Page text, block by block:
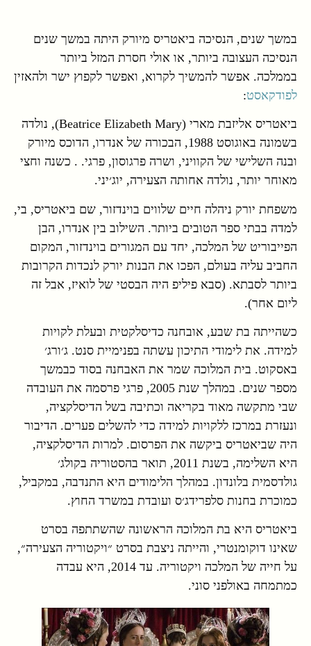
במשך שנים, הנסיכה ביאטריס מיורק היתה במשך שנים
הנסיכה העצובה ביותר, או אולי חסרת המזל ביותר
בממלכה. אפשר להמשיך לקרוא, ואפשר לקפוץ ישר ולהאזין
לפודקאסט:
ביאטריס אליזבת מארי (Beatrice Elizabeth Mary), נולדה
בשמונה באוגוסט 1988, הבכורה של אנדרו, הדוכס מיורק
ובנה השלישי של הקוויני, ושרה פרגוסון, פרגי. . כשנה וחצי
מאוחר יותר, נולדה אחותה הצעירה, יוג׳יני.
משפחת יורק ניהלה חיים שלווים בוינדזור, שם ביאטריס, בי,
למדה בבתי ספר הטובים ביותר. השילוב בין אנדרו, הבן
הפייבוריט של המלכה, יחד עם המגורים בוינדזור, המקום
החביב עליה בעולם, הפכו את הבנות יורק לנכדות הקרובות
ביותר לסבתא. (סבא פיליפ היה הבסטי של לואיז, אבל זה
ליום אחר).
כשהייתה בת שבע, אובחנה כדיסלקטית ובעלת לקויות
למידה. את לימודי התיכון עשתה בפנימיית סנט. ג׳ורג׳
באסקוט. בית המלוכה שמר את האבחנה בסוד כבמשך
מספר שנים. במהלך שנת 2005, פרגי פרסמה את העובדה
שבי מתקשה מאוד בקריאה וכתיבה בשל הדיסלקציה,
ונעזרת במרכז ללקויות למידה כדי להשלים פערים. הדיבור
היה שביאטריס ביקשה את הפרסום. למרות הדיסלקציה,
היא השלימה, בשנת 2011, תואר בהסטוריה בקולג׳
גולדסמית בלונדון. במהלך הלימודים היא התנדבה, במקביל,
כמוכרת בחנות סלפרידג׳ס ועובדת במשרד החוץ.
ביאטריס היא בת המלוכה הראשונה שהשתתפה בסרט
שאינו דוקומנטרי, והייתה ניצבת בסרט ״ויקטוריה הצעירה״,
על חייה של המלכה ויקטוריה. עד 2014, היא עבדה
כמתמחה באולפני סוני.